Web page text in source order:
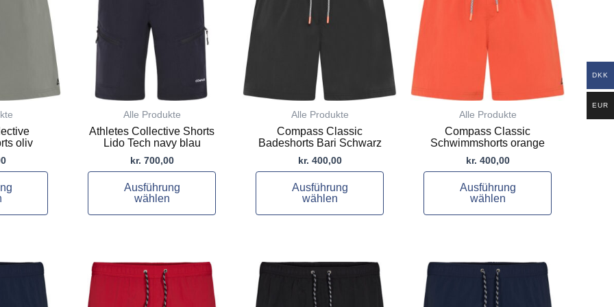
oliv
Alle Produkte
Athletes Collective Shorts
Lido Tech navy blau
kr. 700,00
Ausführung
wählen
mehrere
Varianten
auf.
Die
Optionen
können
auf
Produktseite
Alle Produkte
Compass Classic
Badeshorts Bari Schwarz
kr. 400,00
Ausführung
wählen
mehrere
auf
Produktseite
Alle Produkte
Compass Classic
Schwimmshorts orange
kr. 400,00
Ausführung
wählen
mehrere
Varianten
auf
Produktseite
Dieses
Produkt
weist
Dieses
Produkt
weist
Dieses
Produkt
weist
DKK
EUR